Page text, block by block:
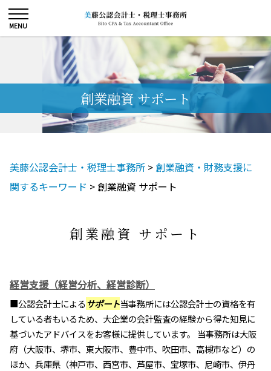
創業融資 サポート
美藤公認会計士・税理士事務所 > 創業融資・財務支援に
関するキーワード > 創業融資 サポート
創業融資 サポート
経営支援（経営分析、経営診断）
■公認会計士によるサポート当事務所には公認会計士の資格を有
している者もいるため、大企業の会計監査の経験から得た知見に
基づいたアドバイスをお客様に提供しています。 当事務所は大阪
府（大阪市、堺市、東大阪市、豊中市、吹田市、高槻市など）の
ほか、兵庫県（神戸市、西宮市、芦屋市、宝塚市、尼崎市、伊丹